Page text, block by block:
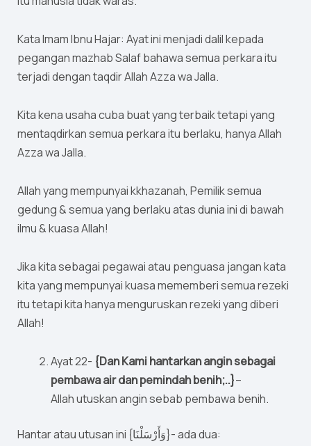
Kata Imam Ibnu Hajar: Ayat ini menjadi dalil kepada
pegangan mazhab Salaf bahawa semua perkara itu
terjadi dengan taqdir Allah Azza wa Jalla.
Kita kena usaha cuba buat yang terbaik tetapi yang
mentaqdirkan semua perkara itu berlaku, hanya Allah
Azza wa Jalla.
Allah yang mempunyai kkhazanah, Pemilik semua
gedung & semua yang berlaku atas dunia ini di bawah
ilmu & kuasa Allah!
Jika kita sebagai pegawai atau penguasa jangan kata
kita yang mempunyai kuasa mememberi semua rezeki
itu tetapi kita hanya menguruskan rezeki yang diberi
Allah!
Ayat 22- {Dan Kami hantarkan angin sebagai
pembawa air dan pemindah benih;..}–
Allah utuskan angin sebab pembawa benih.
Hantar atau utusan ini {وَأَرْسَلْنَا}- ada dua: